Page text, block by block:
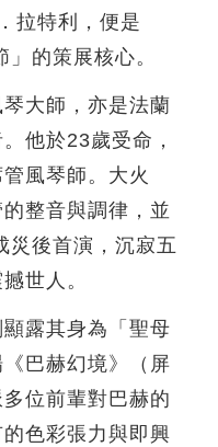
拉特利，便是
」的策展核心。
大師，亦是法蘭
他於23歲受命，
風琴師。大火
整音與調律，並
災後首演，沉寂五
世人。
露其身為「聖母
巴赫幻境》（屏
位前輩對巴赫的
色彩張力與即興